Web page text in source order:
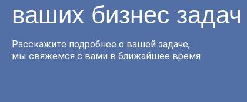
ваших бизнес задач
Расскажите подробнее о вашей задаче,
мы свяжемся с вами в ближайшее время